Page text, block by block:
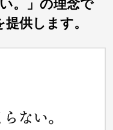
。」の理念で
供します。